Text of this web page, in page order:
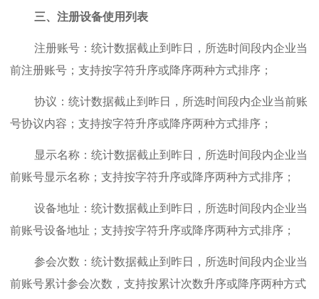
三、注册设备使用列表
注册账号：统计数据截止到昨日，所选时间段内企业当
前注册账号；支持按字符升序或降序两种方式排序；
协议：统计数据截止到昨日，所选时间段内企业当前账
号协议内容；支持按字符升序或降序两种方式排序；
显示名称：统计数据截止到昨日，所选时间段内企业当
前账号显示名称；支持按字符升序或降序两种方式排序；
设备地址：统计数据截止到昨日，所选时间段内企业当
前账号设备地址；支持按字符升序或降序两种方式排序；
参会次数：统计数据截止到昨日，所选时间段内企业当
前账号累计参会次数，支持按累计次数升序或降序两种方式